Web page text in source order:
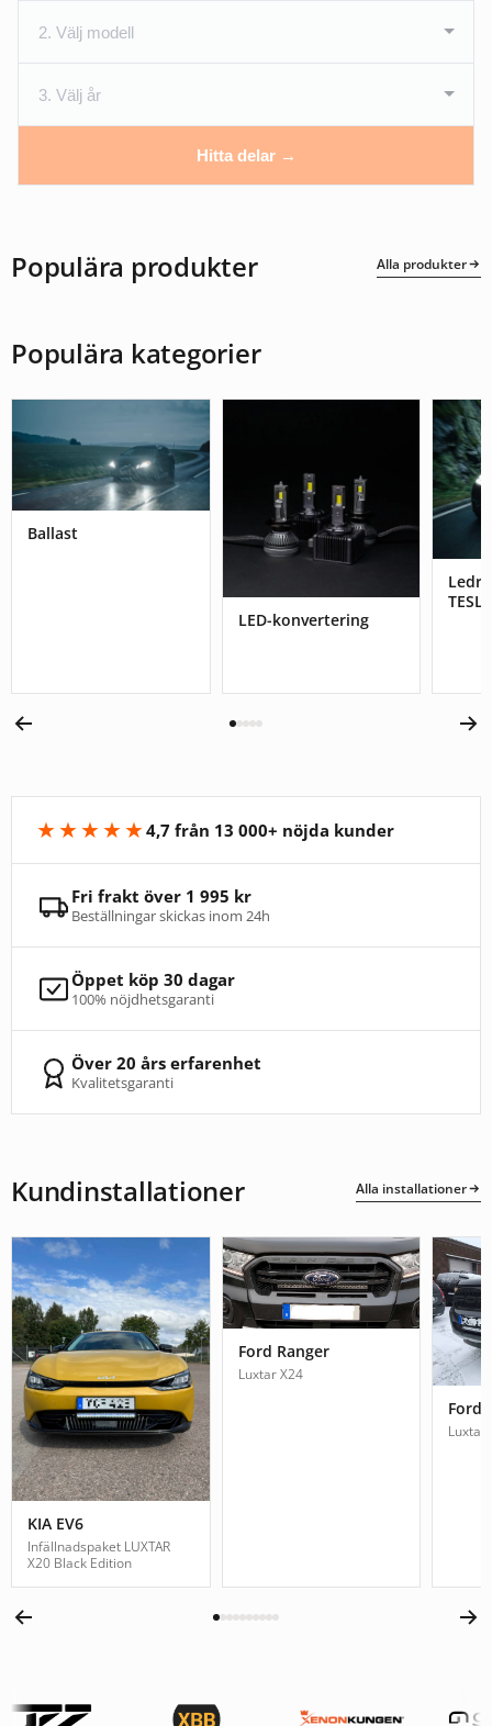
Hitta delar →
Populära produkter Alla produkter
Populära kategorier
Ballast
LED-konvertering
★★★★★4,7 från 13 000+ nöjda kunder
Fri frakt över 1 995 kr
Beställningar skickas inom 24h
Öppet köp 30 dagar
100% nöjdhetsgaranti
Över 20 års erfarenhet
Kvalitetsgaranti
Kundinstallationer Alla installationer
KIA EV6
Infällnadspaket LUXTAR
X20 Black Edition
Ford Ranger
Luxtar X24
Ford
Luxtar